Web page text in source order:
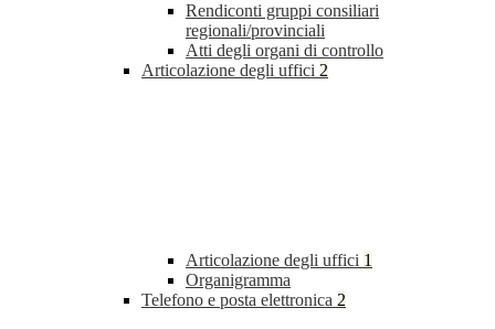
Rendiconti gruppi consiliari
regionali/provinciali
Atti degli organi di controllo
Articolazione degli uffici 2
Articolazione degli uffici 1
Organigramma
Telefono e posta elettronica 2